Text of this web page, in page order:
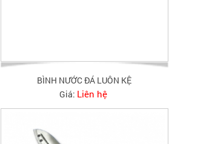
BÌNH NƯỚC ĐÁ LUÔN KỆ
Giá: Liên hệ